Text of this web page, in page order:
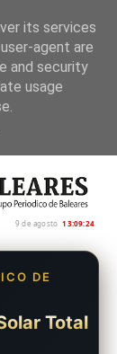
9 de agosto 13:09:25
DE
Total
its services
agent are
and security
usage